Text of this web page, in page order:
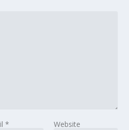
* Website